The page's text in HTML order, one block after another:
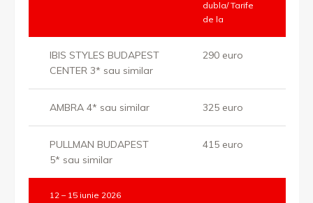
dubla/ Tarife
de la
IBIS STYLES BUDAPEST
CENTER 3* sau similar
290 euro
AMBRA 4* sau similar 325 euro
PULLMAN BUDAPEST
5* sau similar
415 euro
12 – 15 iunie 2026